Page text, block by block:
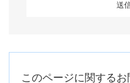
このページに関する